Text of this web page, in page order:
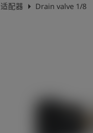
适配器 arrow_right Drain valve 1/8